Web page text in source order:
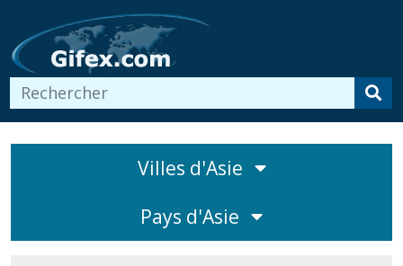
Villes d'Asie
Pays d'Asie